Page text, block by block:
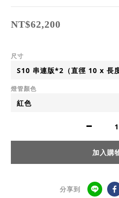
NT$62,200
尺寸
燈管顏色
加入購
分享到